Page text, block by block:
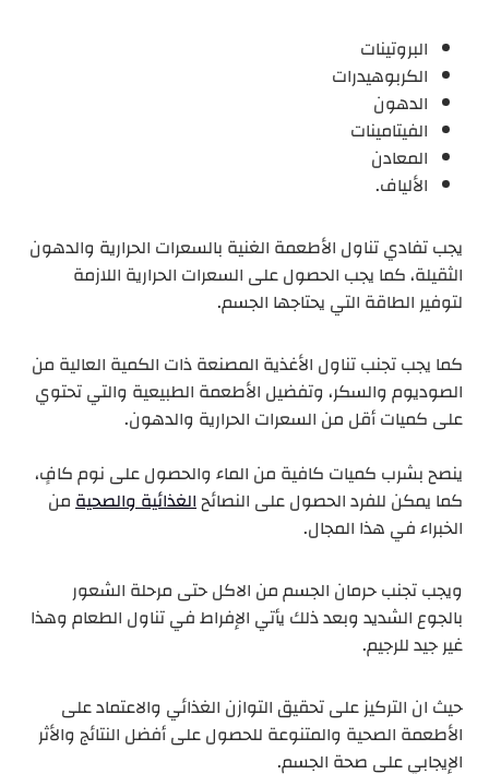
البروتينات
الكربوهيدرات
الدهون
الفيتامينات
المعادن
الألياف.
يجب تفادي تناول الأطعمة الغنية بالسعرات الحرارية والدهون
الثقيلة، كما يجب الحصول على السعرات الحرارية اللازمة
لتوفير الطاقة التي يحتاجها الجسم.
كما يجب تجنب تناول الأغذية المصنعة ذات الكمية العالية من
الصوديوم والسكر، وتفضيل الأطعمة الطبيعية والتي تحتوي
على كميات أقل من السعرات الحرارية والدهون.
ينصح بشرب كميات كافية من الماء والحصول على نوم كافٍ،
كما يمكن للفرد الحصول على النصائحالغذائية والصحيةمن
الخبراء في هذا المجال.
ويجب تجنب حرمان الجسم من الاكل حتى مرحلة الشعور
بالجوع الشديد وبعد ذلك يأتي الإفراط في تناول الطعام وهذا
غير جيد للرجيم.
حيث ان التركيز على تحقيق التوازن الغذائي والاعتماد على
الأطعمة الصحية والمتنوعة للحصول على أفضل النتائج والأثر
الإيجابي على صحة الجسم.